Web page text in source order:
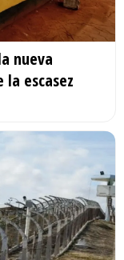
nueva
escasez